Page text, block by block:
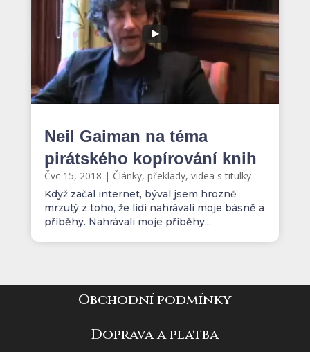
Neil Gaiman na téma
pirátského kopírování knih
Čvc 15, 2018 | Články, překlady, videa s titulky
Když začal internet, býval jsem hrozně
mrzutý z toho, že lidi nahrávali moje básně a
příběhy. Nahrávali moje příběhy...
Obchodní podmínky
Doprava a platba